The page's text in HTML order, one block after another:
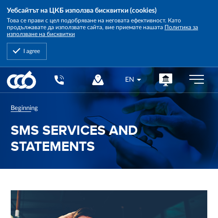
Уебсайтът на ЦКБ използва бисквитки (cookies)
Това се прави с цел подобряване на неговата ефективност. Като
продължавате да използвате сайта, вие приемате нашата Политика за
използване на бисквитки
I agree
Central
Cooperative
Bank
EN
Beginning
SMS SERVICES AND
STATEMENTS